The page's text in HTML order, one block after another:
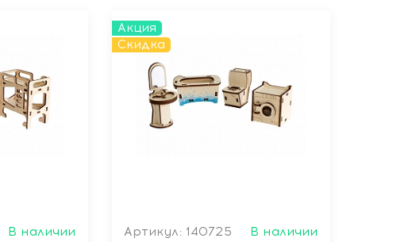
В наличии
Акция
Скидка
Артикул: 140725
В наличии